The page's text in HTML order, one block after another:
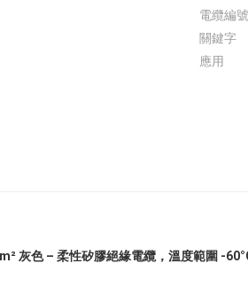
電纜編號
關鍵字
應用
灰色 – 柔性矽膠絕緣電纜，溫度範圍 -